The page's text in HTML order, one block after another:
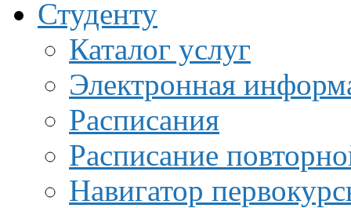
Студенту
Каталог услуг
Электронная
Расписания
Расписание
Навигатор